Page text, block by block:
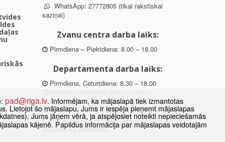
WhatsApp: 27772805 (tikai rakstiskai
saziņai)
Zvanu centra darba laiks:
Pirmdiena – Piektdiena: 8.00 – 18.00
Departamenta darba laiks:
Pirmdiena, Ceturtdiena: 8.30 – 18.00
Piektdiena: 8.30 – 15.00
Klātienes konsultācijas pieejamas tikai ar
iepriekšēju pierakstu.
pad@riga.lv. Informējam, ka mājaslapā tiek izmantotas
Lietojot šo mājaslapu, Jums ir iespēja pieņemt mājaslapas
Jums jāņem vērā, ja atspējosiet noteikti nepieciešamās
kājenē. Papildus informācija par mājaslapas veidotajām